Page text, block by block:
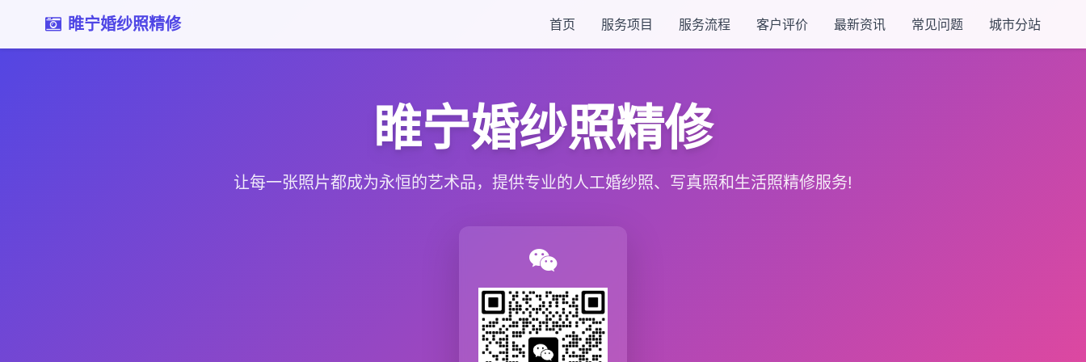
睢宁婚纱照精修 首页 服务项目 服务流程 客户评价 最新资讯 常见问题 城市分站
睢宁婚纱照精修
让每一张照片都成为永恒的艺术品，提供专业的人工婚纱照、写真照和生活照精修服务!